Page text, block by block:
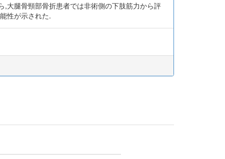
大腿骨頸部骨折患者では非術側の下肢筋力から評
性が示された.